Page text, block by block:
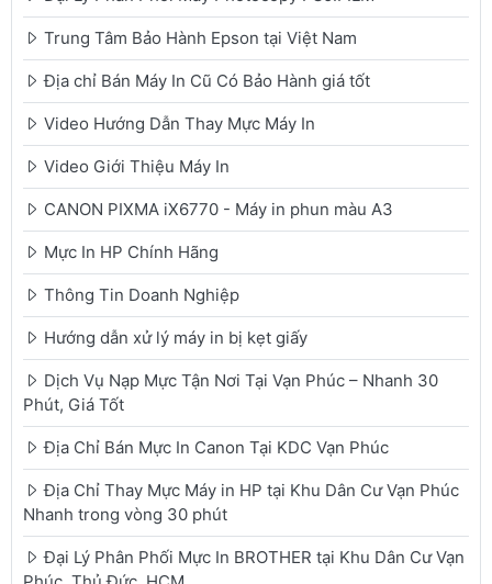
Trung Tâm Bảo Hành Epson tại Việt Nam
Địa chỉ Bán Máy In Cũ Có Bảo Hành giá tốt
Video Hướng Dẫn Thay Mực Máy In
Video Giới Thiệu Máy In
CANON PIXMA iX6770 - Máy in phun màu A3
Mực In HP Chính Hãng
Thông Tin Doanh Nghiệp
Hướng dẫn xử lý máy in bị kẹt giấy
Dịch Vụ Nạp Mực Tận Nơi Tại Vạn Phúc – Nhanh 30
Phút, Giá Tốt
Địa Chỉ Bán Mực In Canon Tại KDC Vạn Phúc
Địa Chỉ Thay Mực Máy in HP tại Khu Dân Cư Vạn Phúc
Nhanh trong vòng 30 phút
Đại Lý Phân Phối Mực In BROTHER tại Khu Dân Cư Vạn